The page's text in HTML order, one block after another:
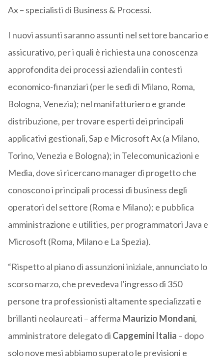
Ax – specialisti di Business & Processi.
I nuovi assunti saranno assunti nel settore bancario e
assicurativo, per i quali è richiesta una conoscenza
approfondita dei processi aziendali in contesti
economico-finanziari (per le sedi di Milano, Roma,
Bologna, Venezia); nel manifatturiero e grande
distribuzione, per trovare esperti dei principali
applicativi gestionali, Sap e Microsoft Ax (a Milano,
Torino, Venezia e Bologna); in Telecomunicazioni e
Media, dove si ricercano manager di progetto che
conoscono i principali processi di business degli
operatori del settore (Roma e Milano); e pubblica
amministrazione e utilities, per programmatori Java e
Microsoft (Roma, Milano e La Spezia).
“Rispetto al piano di assunzioni iniziale, annunciato lo
scorso marzo, che prevedeva l’ingresso di 350
persone tra professionisti altamente specializzati e
brillanti neolaureati – afferma Maurizio Mondani,
amministratore delegato di Capgemini Italia – dopo
solo nove mesi abbiamo superato le previsioni e